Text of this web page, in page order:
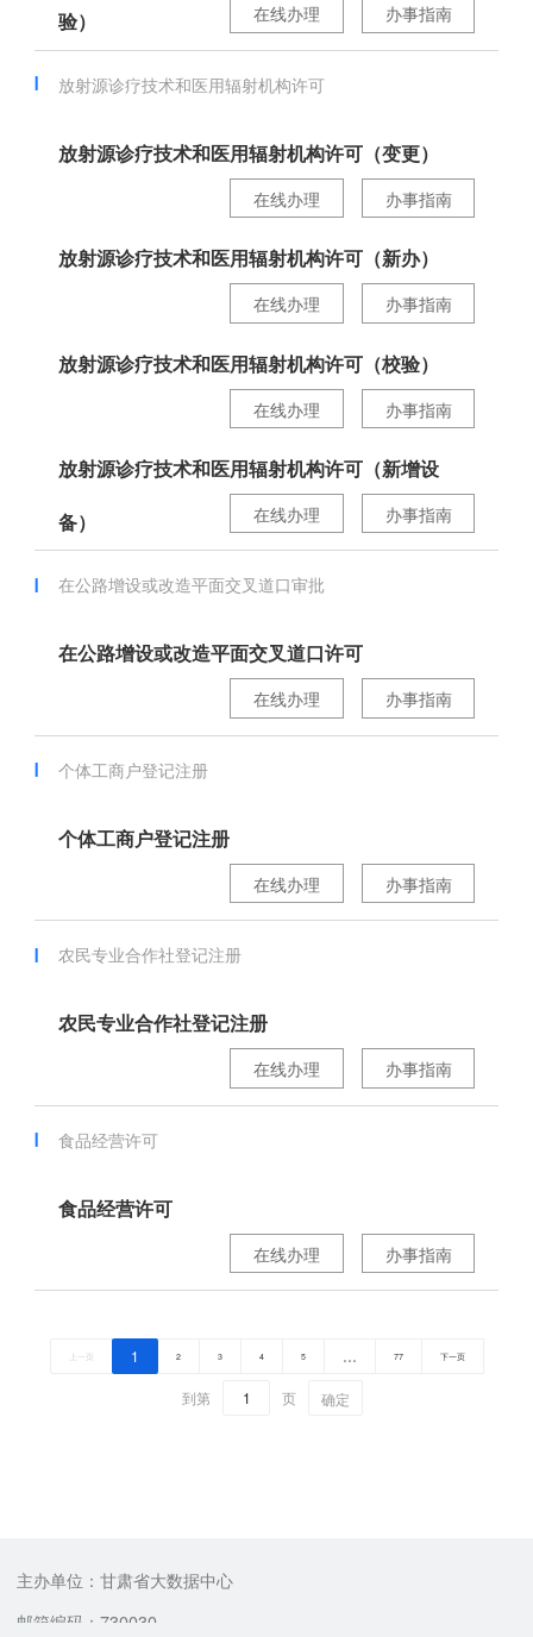
验） 办事指南
在线办理
放射源诊疗技术和医用辐射机构许可
放射源诊疗技术和医用辐射机构许可（变更）
办事指南
在线办理
放射源诊疗技术和医用辐射机构许可（新办）
办事指南
在线办理
放射源诊疗技术和医用辐射机构许可（校验）
办事指南
在线办理
放射源诊疗技术和医用辐射机构许可（新增设
备） 办事指南
在线办理
在公路增设或改造平面交叉道口审批
在公路增设或改造平面交叉道口许可
办事指南
在线办理
个体工商户登记注册
个体工商户登记注册
办事指南
在线办理
农民专业合作社登记注册
农民专业合作社登记注册
办事指南
在线办理
食品经营许可
食品经营许可
办事指南
在线办理
上一页 1 2 3 4 5 … 77 下一页
到第 页 确定
主办单位：甘肃省大数据中心
邮箱编码：730030